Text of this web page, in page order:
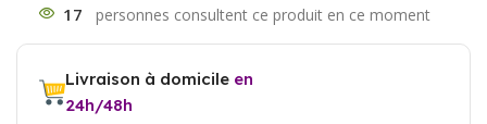
17
Livraison à domicile en
24h/48h